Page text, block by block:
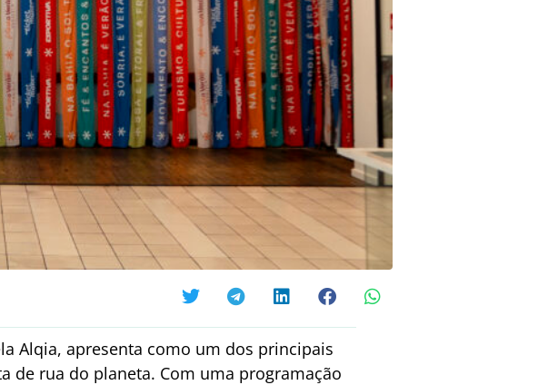
Alqia, apresenta como um dos principais
de rua do planeta. Com uma programação